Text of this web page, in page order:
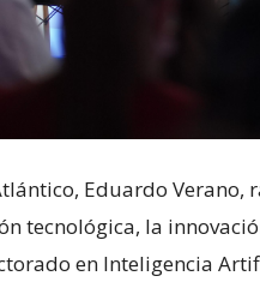
Eduardo
tecnológica, la
en Inteligencia